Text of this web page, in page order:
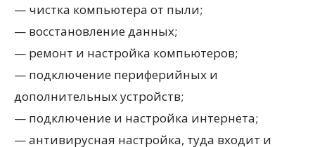
— чистка компьютера от пыли;
— восстановление данных;
— ремонт и настройка компьютеров;
— подключение периферийных и
дополнительных устройств;
— подключение и настройка интернета;
— антивирусная настройка, туда входит и